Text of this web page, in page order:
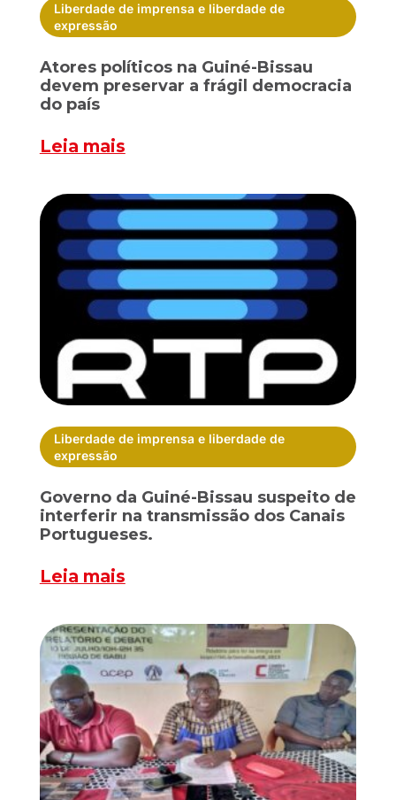
Liberdade de imprensa e liberdade de
expressão
Atores políticos na Guiné-Bissau
devem preservar a frágil democracia
do país
Leia mais
Liberdade de imprensa e liberdade de
expressão
Governo da Guiné-Bissau suspeito de
interferir na transmissão dos Canais
Portugueses.
Leia mais